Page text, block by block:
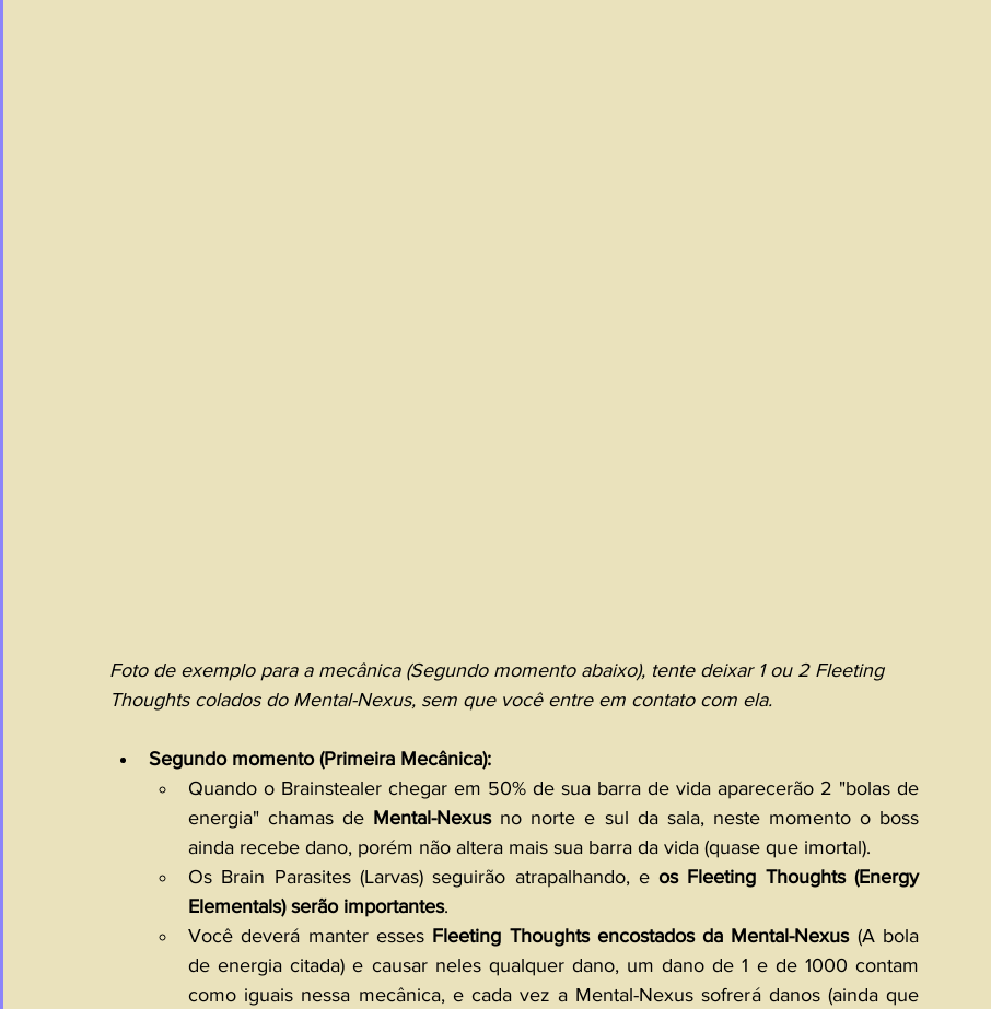
Foto de exemplo para a mecânica (Segundo momento abaixo), tente deixar 1 ou 2 Fleeting
Thoughts colados do Mental-Nexus, sem que você entre em contato com ela.
Segundo momento (Primeira Mecânica):
Quando o Brainstealer chegar em 50% de sua barra de vida aparecerão 2 "bolas de
energia" chamas de Mental-Nexus no norte e sul da sala, neste momento o boss
ainda recebe dano, porém não altera mais sua barra da vida (quase que imortal).
Os Brain Parasites (Larvas) seguirão atrapalhando, e os Fleeting Thoughts (Energy
Elementals) serão importantes.
Você deverá manter esses Fleeting Thoughts encostados da Mental-Nexus (A bola
de energia citada) e causar neles qualquer dano, um dano de 1 e de 1000 contam
como iguais nessa mecânica, e cada vez a Mental-Nexus sofrerá danos (ainda que